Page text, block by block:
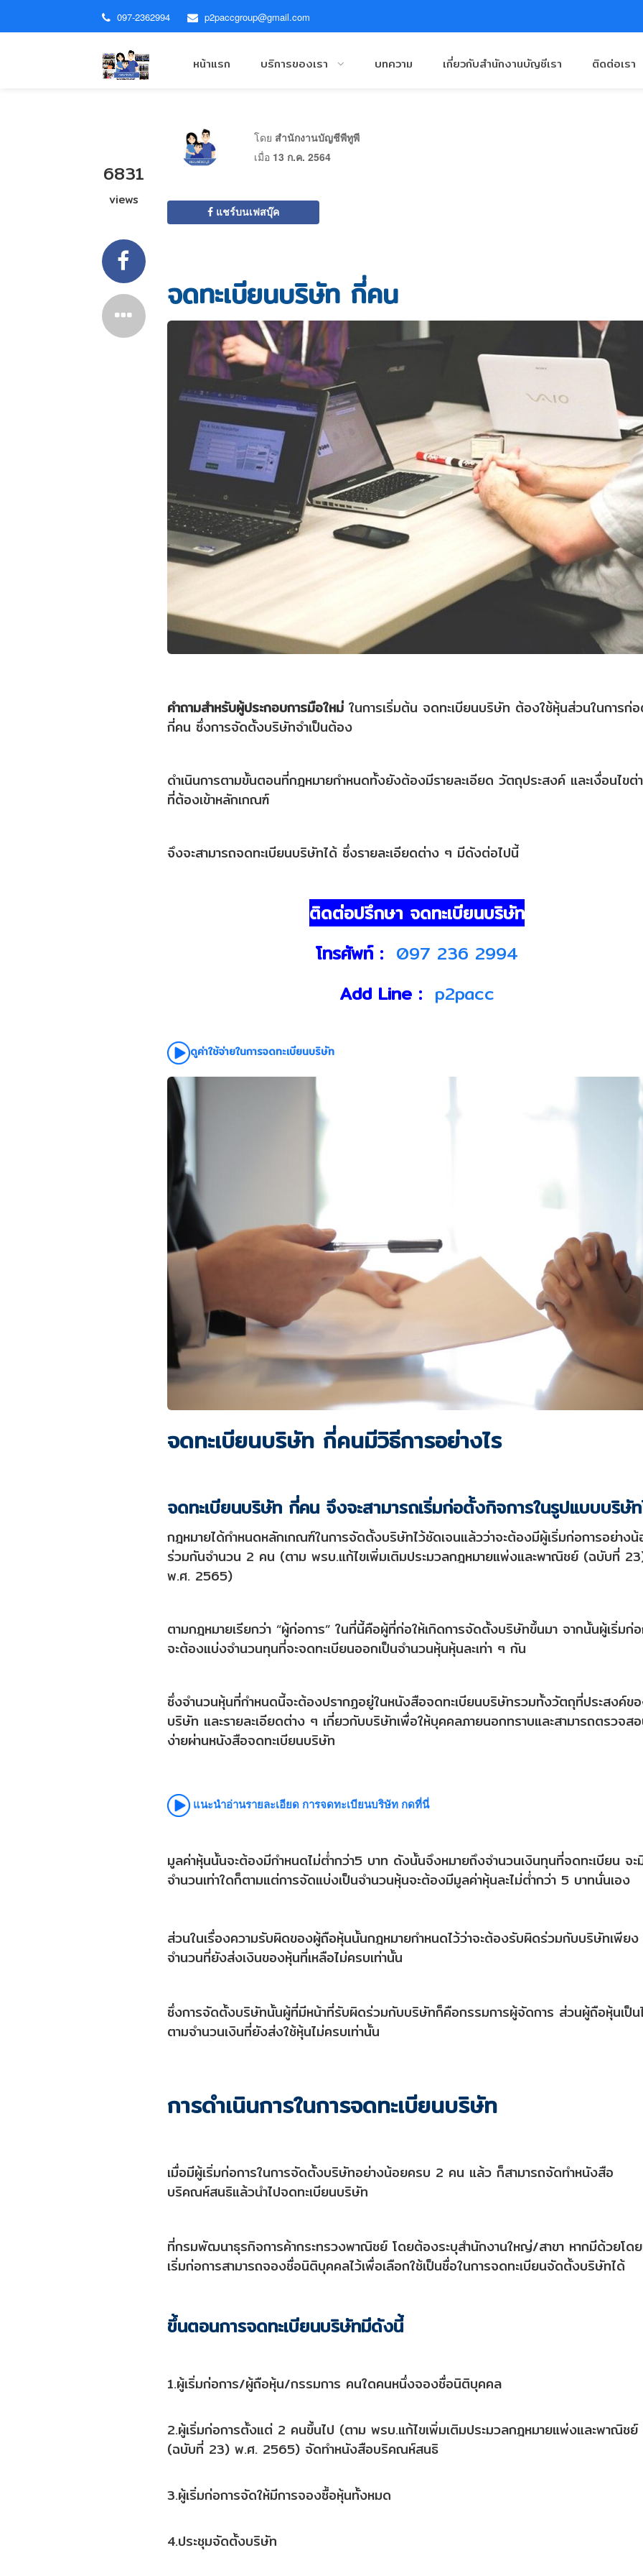
097-2362994 p2paccgroup@gmail.com
หน้าแรก บริการของเรา บทความ เกี่ยวกับสำนักงานบัญชีเรา ติดต่อเรา
6831
views
โดย สำนักงานบัญชีพีทูพี
เมื่อ 13 ก.ค. 2564
แชร์บนเฟสบุ๊ค
จดทะเบียนบริษัท กี่คน
คำถามสำหรับผู้ประกอบการมือใหม่ ในการเริ่มต้น จดทะเบียนบริษัท ต้องใช้หุ้นส่วนในการก่
กี่คน ซึ่งการจัดตั้งบริษัทจำเป็นต้อง
ดำเนินการตามขั้นตอนที่กฎหมายกำหนดทั้งยังต้องมีรายละเอียด วัตถุประสงค์ และเงื่อนไขต่
ที่ต้องเข้าหลักเกณฑ์
จึงจะสามารถจดทะเบียนบริษัทได้ ซึ่งรายละเอียดต่าง ๆ มีดังต่อไปนี้
ติดต่อปรึกษา จดทะเบียนบริษัท
โทรศัพท์ : 097 236 2994
Add Line : p2pacc
ดูค่าใช้จ่ายในการจดทะเบียนบริษัท
จดทะเบียนบริษัท กี่คนมีวิธีการอย่างไร
จดทะเบียนบริษัท กี่คน จึงจะสามารถเริ่มก่อตั้งกิจการในรูปแบบบริษั
กฎหมายได้กำหนดหลักเกณฑ์ในการจัดตั้งบริษัทไว้ชัดเจนแล้วว่าจะต้องมีผู้เริ่มก่อการอย่าง
ร่วมกันจำนวน 2 คน (ตาม พรบ.แก้ไขเพิ่มเติมประมวลกฎหมายแพ่งและพาณิชย์ (ฉบับที่
พ.ศ. 2565)
ตามกฎหมายเรียกว่า “ผู้ก่อการ” ในที่นี้คือผู้ที่ก่อให้เกิดการจัดตั้งบริษัทขึ้นมา จากนั้นผู้เริ่มก่
จะต้องแบ่งจำนวนทุนที่จะจดทะเบียนออกเป็นจำนวนหุ้นหุ้นละเท่า ๆ กัน
ซึ่งจำนวนหุ้นที่กำหนดนี้จะต้องปรากฏอยู่ในหนังสือจดทะเบียนบริษัทรวมทั้งวัตถุที่ประสงค์ข
บริษัท และรายละเอียดต่าง ๆ เกี่ยวกับบริษัทเพื่อให้บุคคลภายนอกทราบและสามารถตรวจส
ง่ายผ่านหนังสือจดทะเบียนบริษัท
แนะนำอ่านรายละเอียด การจดทะเบียนบริษัท กดที่นี่
มูลค่าหุ้นนั้นจะต้องมีกำหนดไม่ต่ำกว่า5 บาท ดังนั้นจึงหมายถึงจำนวนเงินทุนที่จดทะเบียน จะ
จำนวนเท่าใดก็ตามแต่การจัดแบ่งเป็นจำนวนหุ้นจะต้องมีมูลค่าหุ้นละไม่ต่ำกว่า 5 บาทนั่นเอง
ส่วนในเรื่องความรับผิดของผู้ถือหุ้นนั้นกฎหมายกำหนดไว้ว่าจะต้องรับผิดร่วมกับบริษัทเพียง
จำนวนที่ยังส่งเงินของหุ้นที่เหลือไม่ครบเท่านั้น
ซึ่งการจัดตั้งบริษัทนั้นผู้ที่มีหน้าที่รับผิดร่วมกับบริษัทก็คือกรรมการผู้จัดการ ส่วนผู้ถือหุ้นเป็น
ตามจำนวนเงินที่ยังส่งใช้หุ้นไม่ครบเท่านั้น
การดำเนินการในการจดทะเบียนบริษัท
เมื่อมีผู้เริ่มก่อการในการจัดตั้งบริษัทอย่างน้อยครบ 2 คน แล้ว ก็สามารถจัดทำหนังสือ
บริคณห์สนธิแล้วนำไปจดทะเบียนบริษัท
ที่กรมพัฒนาธุรกิจการค้ากระทรวงพาณิชย์ โดยต้องระบุสำนักงานใหญ่/สาขา หากมีด้วยโด
เริ่มก่อการสามารถจองชื่อนิติบุคคลไว้เพื่อเลือกใช้เป็นชื่อในการจดทะเบียนจัดตั้งบริษัทได้
ขึ้นตอนการจดทะเบียนบริษัทมีดังนี้
1.ผู้เริ่มก่อการ/ผู้ถือหุ้น/กรรมการ คนใดคนหนึ่งจองชื่อนิติบุคคล
2.ผู้เริ่มก่อการตั้งแต่ 2 คนขึ้นไป (ตาม พรบ.แก้ไขเพิ่มเติมประมวลกฎหมายแพ่งและพาณิชย์
(ฉบับที่ 23) พ.ศ. 2565) จัดทำหนังสือบริคณห์สนธิ
3.ผู้เริ่มก่อการจัดให้มีการจองซื้อหุ้นทั้งหมด
4.ประชุมจัดตั้งบริษัท